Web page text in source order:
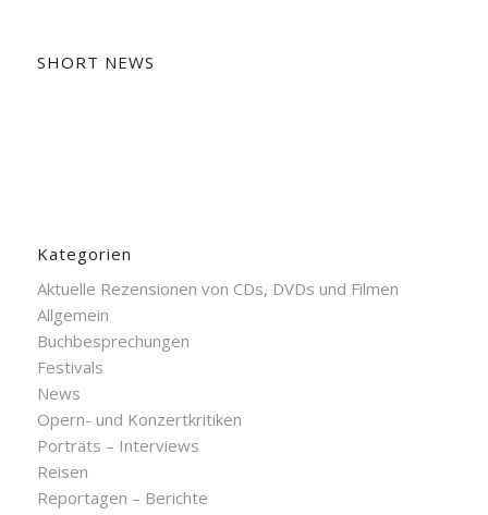
SHORT NEWS
Kategorien
Aktuelle Rezensionen von CDs, DVDs und Filmen
Allgemein
Buchbesprechungen
Festivals
News
Opern- und Konzertkritiken
Porträts – Interviews
Reisen
Reportagen – Berichte